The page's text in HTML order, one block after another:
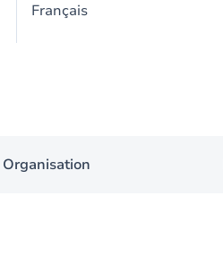
Français
Organisation